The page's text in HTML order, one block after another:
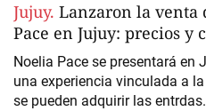
Jujuy. Lanzaron la venta
Pace en Jujuy: precios y
Noelia Pace se presentará en
una experiencia vinculada a
se pueden adquirir las entrdas.